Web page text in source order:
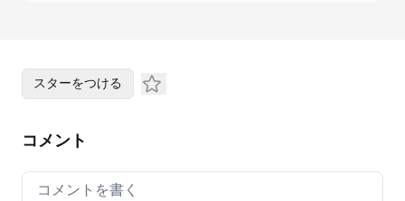
スターをつける
コメント
Your comment